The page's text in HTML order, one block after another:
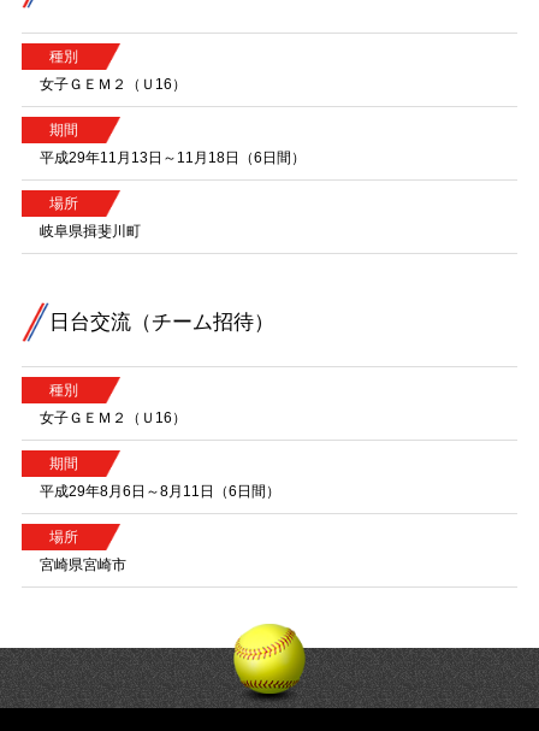
種別
女子ＧＥＭ２（Ｕ16）
期間
平成29年11月13日～11月18日（6日間）
場所
岐阜県揖斐川町
日台交流（チーム招待）
種別
女子ＧＥＭ２（Ｕ16）
期間
平成29年8月6日～8月11日（6日間）
場所
宮崎県宮崎市